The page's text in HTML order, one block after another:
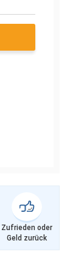
Zufrieden oder
Geld zurück